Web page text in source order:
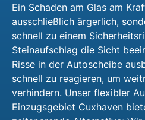
Ein Schaden am Glas am
ausschließlich ärgerlich,
schnell zu einem
Steinaufschlag die Sicht
Risse in der Autoscheibe
schnell zu reagieren, um
verhindern. Unser flexibler
Einzugsgebiet Cuxhaven